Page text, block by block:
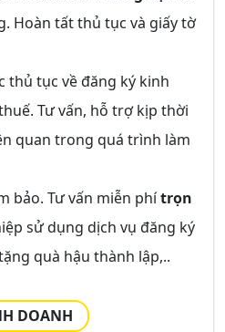
Hoàn tất thủ tục và giấy tờ
thủ tục về đăng ký kinh
Tư vấn, hỗ trợ kịp thời
quan trong quá trình làm
bảo. Tư vấn miễn phítrọn
sử dụng dịch vụ đăng ký
quà hậu thành lập,..
DOANH